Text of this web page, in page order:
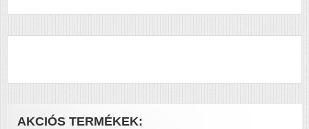
AKCIÓS TERMÉKEK: